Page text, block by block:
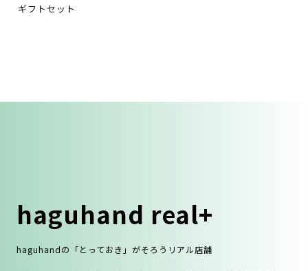
ギフトセット
haguhand real+
haguhandの「とっておき」がそろうリアル店舗